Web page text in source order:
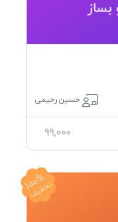
حسین رحیمی
99,000
100%
تخفیف